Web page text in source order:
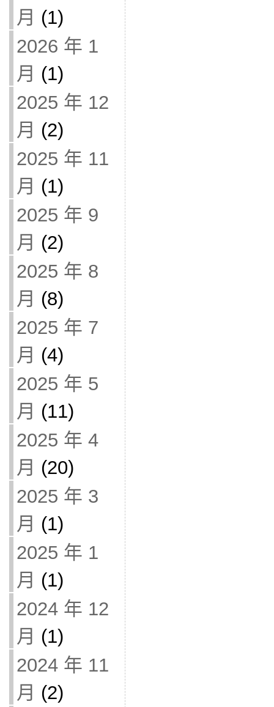
月 (1)
2026 年 1
月 (1)
2025 年 12
月 (2)
2025 年 11
月 (1)
2025 年 9
月 (2)
2025 年 8
月 (8)
2025 年 7
月 (4)
2025 年 5
月 (11)
2025 年 4
月 (20)
2025 年 3
月 (1)
2025 年 1
月 (1)
2024 年 12
月 (1)
2024 年 11
月 (2)